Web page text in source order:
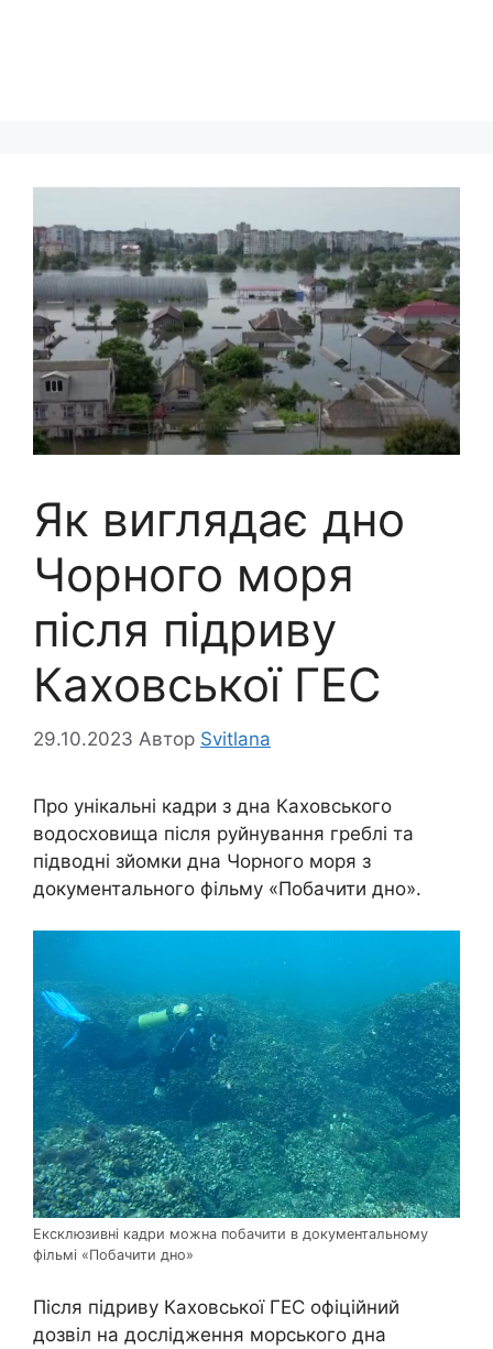
Як виглядає дно
Чорного моря
після підриву
Каховської ГЕС
29.10.2023 Автор Svitlana
Про унікальні кадри з дна Каховського
водосховища після руйнування греблі та
підводні зйомки дна Чорного моря з
документального фільму «Побачити дно».
Ексклюзивні кадри можна побачити в документальному
фільмі «Побачити дно»
Після підриву Каховської ГЕС офіційний
дозвіл на дослідження морського дна